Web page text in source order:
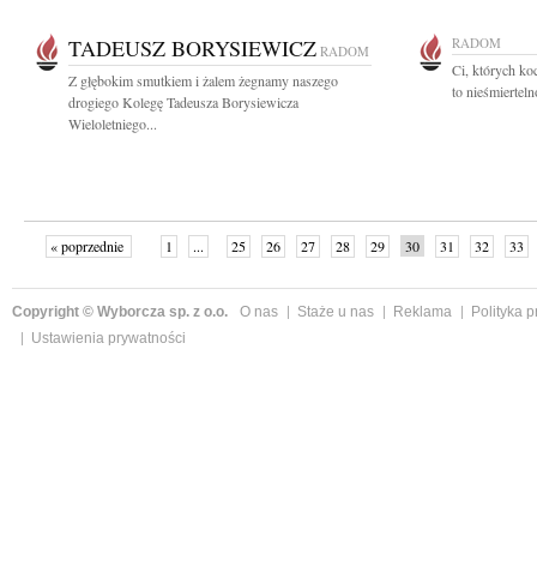
TADEUSZ BORYSIEWICZ RADOM
Z głębokim smutkiem i żalem żegnamy naszego
drogiego Kolegę Tadeusza Borysiewicza
Wieloletniego...
RADOM
Ci, których
to
« poprzednie 1 ... 25 26 27 28 29 30 31 32
33
Copyright © Wyborcza sp. z o.o. O nas Staże u nas Reklama
Polityka
Ustawienia prywatności